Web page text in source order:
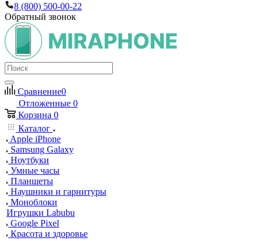
8 (800) 500-00-22
Обратный звонок
Сравнение0
Отложенные 0
Корзина 0
Каталог
Apple iPhone
Samsung Galaxy
Ноутбуки
Умные часы
Планшеты
Наушники и гарнитуры
Моноблоки
Игрушки Labubu
Google Pixel
Красота и здоровье